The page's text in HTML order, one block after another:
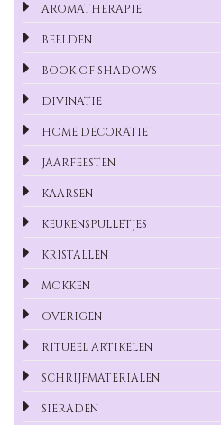
AROMATHERAPIE
BEELDEN
BOOK OF SHADOWS
DIVINATIE
HOME DECORATIE
JAARFEESTEN
KAARSEN
KEUKENSPULLETJES
KRISTALLEN
MOKKEN
OVERIGEN
RITUEEL ARTIKELEN
SCHRIJFMATERIALEN
SIERADEN